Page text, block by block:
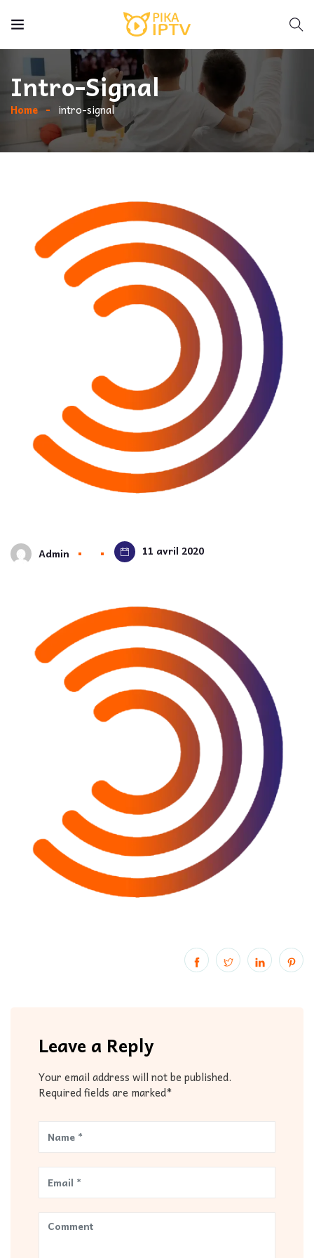
Intro-Signal
Home intro-signal
Admin 11 avril 2020
Leave a Reply
Your email address will not be published.
Required fields are marked*